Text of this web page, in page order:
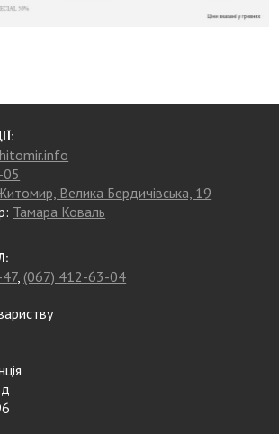
Велика Бердичівська, 19
Тамара Коваль
, (067) 412-63-04